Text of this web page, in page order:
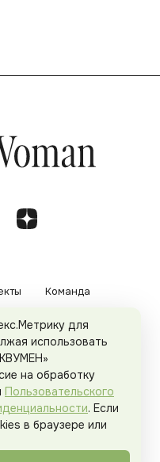
Команда
конфиденциальности
Все права защищены.
для
использовать
на обработку
Пользовательского
. Если
в браузере или